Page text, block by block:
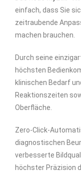
einfach, dass Sie
zeitraubende
machen brauchen.
Durch seine
höchsten
klinischen Bedarf
Reaktionszeiten
Oberfläche.
Zero-Click-
diagnostischen
verbesserte
höchster Präzision